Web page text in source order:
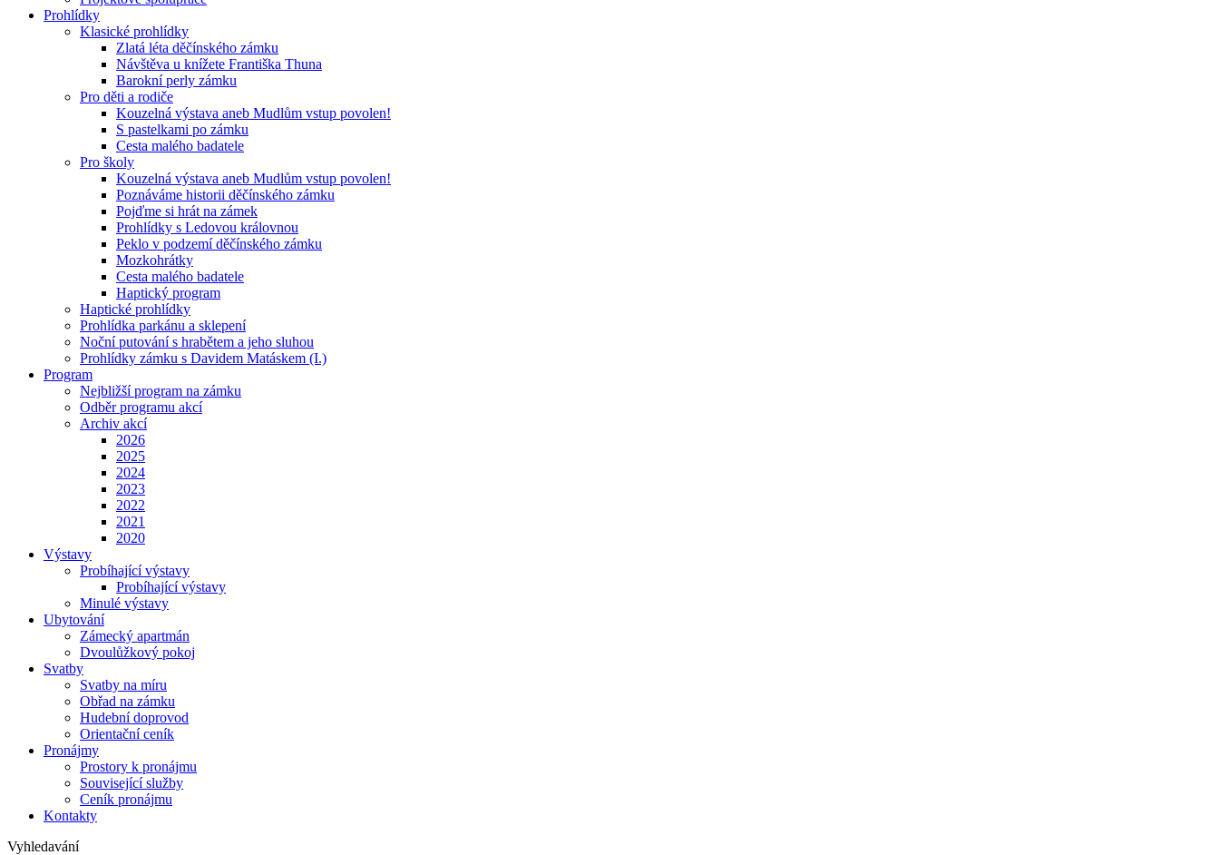
Prohlídky
Klasické prohlídky
Zlatá léta děčínského zámku
Návštěva u knížete Františka Thuna
Barokní perly zámku
Pro děti a rodiče
Kouzelná výstava aneb Mudlům vstup povolen!
S pastelkami po zámku
Cesta malého badatele
Pro školy
Kouzelná výstava aneb Mudlům vstup povolen!
Poznáváme historii děčínského zámku
Pojďme si hrát na zámek
Prohlídky s Ledovou královnou
Peklo v podzemí děčínského zámku
Mozkohrátky
Cesta malého badatele
Haptický program
Haptické prohlídky
Prohlídka parkánu a sklepení
Noční putování s hrabětem a jeho sluhou
Prohlídky zámku s Davidem Matáskem (I.)
Program
Nejbližší program na zámku
Odběr programu akcí
Archiv akcí
2026
2025
2024
2023
2022
2021
2020
Výstavy
Probíhající výstavy
Probíhající výstavy
Minulé výstavy
Ubytování
Zámecký apartmán
Dvoulůžkový pokoj
Svatby
Svatby na míru
Obřad na zámku
Hudební doprovod
Orientační ceník
Pronájmy
Prostory k pronájmu
Související služby
Ceník pronájmu
Kontakty
Vyhledavání